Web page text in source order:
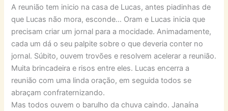
A reunião tem inicio na casa de Lucas, antes piadinhas de
que Lucas não mora, esconde… Oram e Lucas inicia que
precisam criar um jornal para a mocidade. Animadamente,
cada um dá o seu palpite sobre o que deveria conter no
jornal. Súbito, ouvem trovões e resolvem acelerar a reunião.
Muita brincadeira e risos entre eles. Lucas encerra a
reunião com uma linda oração, em seguida todos se
abraçam confraternizando.
Mas todos ouvem o barulho da chuva caindo. Janaína